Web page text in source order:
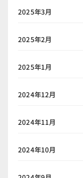
2025年3月
2025年2月
2025年1月
2024年12月
2024年11月
2024年10月